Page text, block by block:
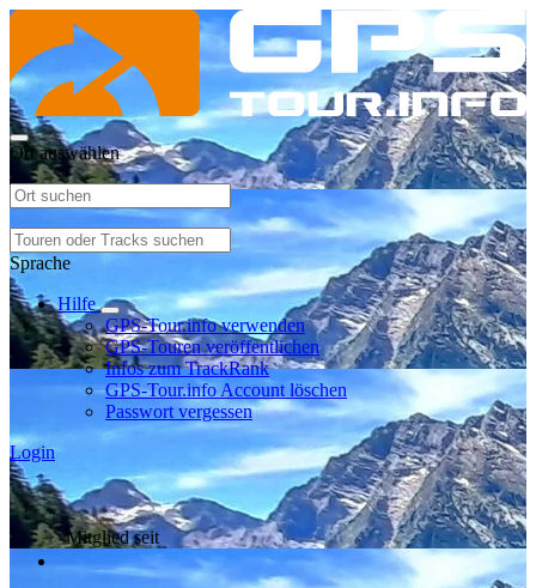
Ort auswählen
Sprache
Hilfe
GPS-Tour.info verwenden
GPS-Touren veröffentlichen
Infos zum TrackRank
GPS-Tour.info Account löschen
Passwort vergessen
Login
Mitglied seit